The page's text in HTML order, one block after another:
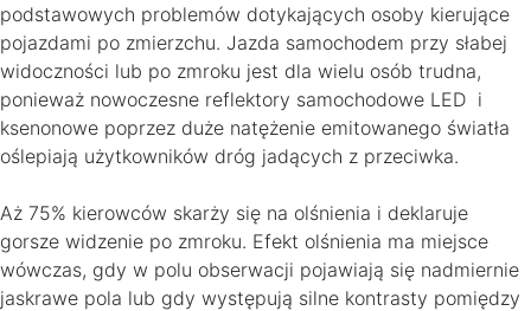
podstawowych problemów dotykających osoby kierujące
pojazdami po zmierzchu. Jazda samochodem przy słabej
widoczności lub po zmroku jest dla wielu osób trudna,
ponieważ nowoczesne reflektory samochodowe LED i
ksenonowe poprzez duże natężenie emitowanego światła
oślepiają użytkowników dróg jadących z przeciwka.
Aż 75% kierowców skarży się na olśnienia i deklaruje
gorsze widzenie po zmroku. Efekt olśnienia ma miejsce
wówczas, gdy w polu obserwacji pojawiają się nadmiernie
jaskrawe pola lub gdy występują silne kontrasty pomiędzy